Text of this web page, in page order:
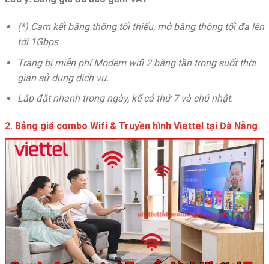
(*) Cam kết băng thông tối thiểu, mở băng thông tối đa lên
tới 1Gbps
Trang bị miễn phí Modem wifi 2 băng tần trong suốt thời
gian sử dụng dịch vụ.
Lắp đặt nhanh trong ngày, kể cả thứ 7 và chủ nhật.
2. Bảng giá combo Wifi & Truyền hình Viettel tại Đà Nẵng